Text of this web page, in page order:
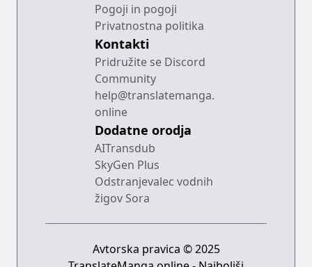
Pogoji in pogoji
Privatnostna politika
Kontakti
Pridružite se Discord
Community
help@translatemanga.
online
Dodatne orodja
AITransdub
SkyGen Plus
Odstranjevalec vodnih
žigov Sora
Avtorska pravica © 2025